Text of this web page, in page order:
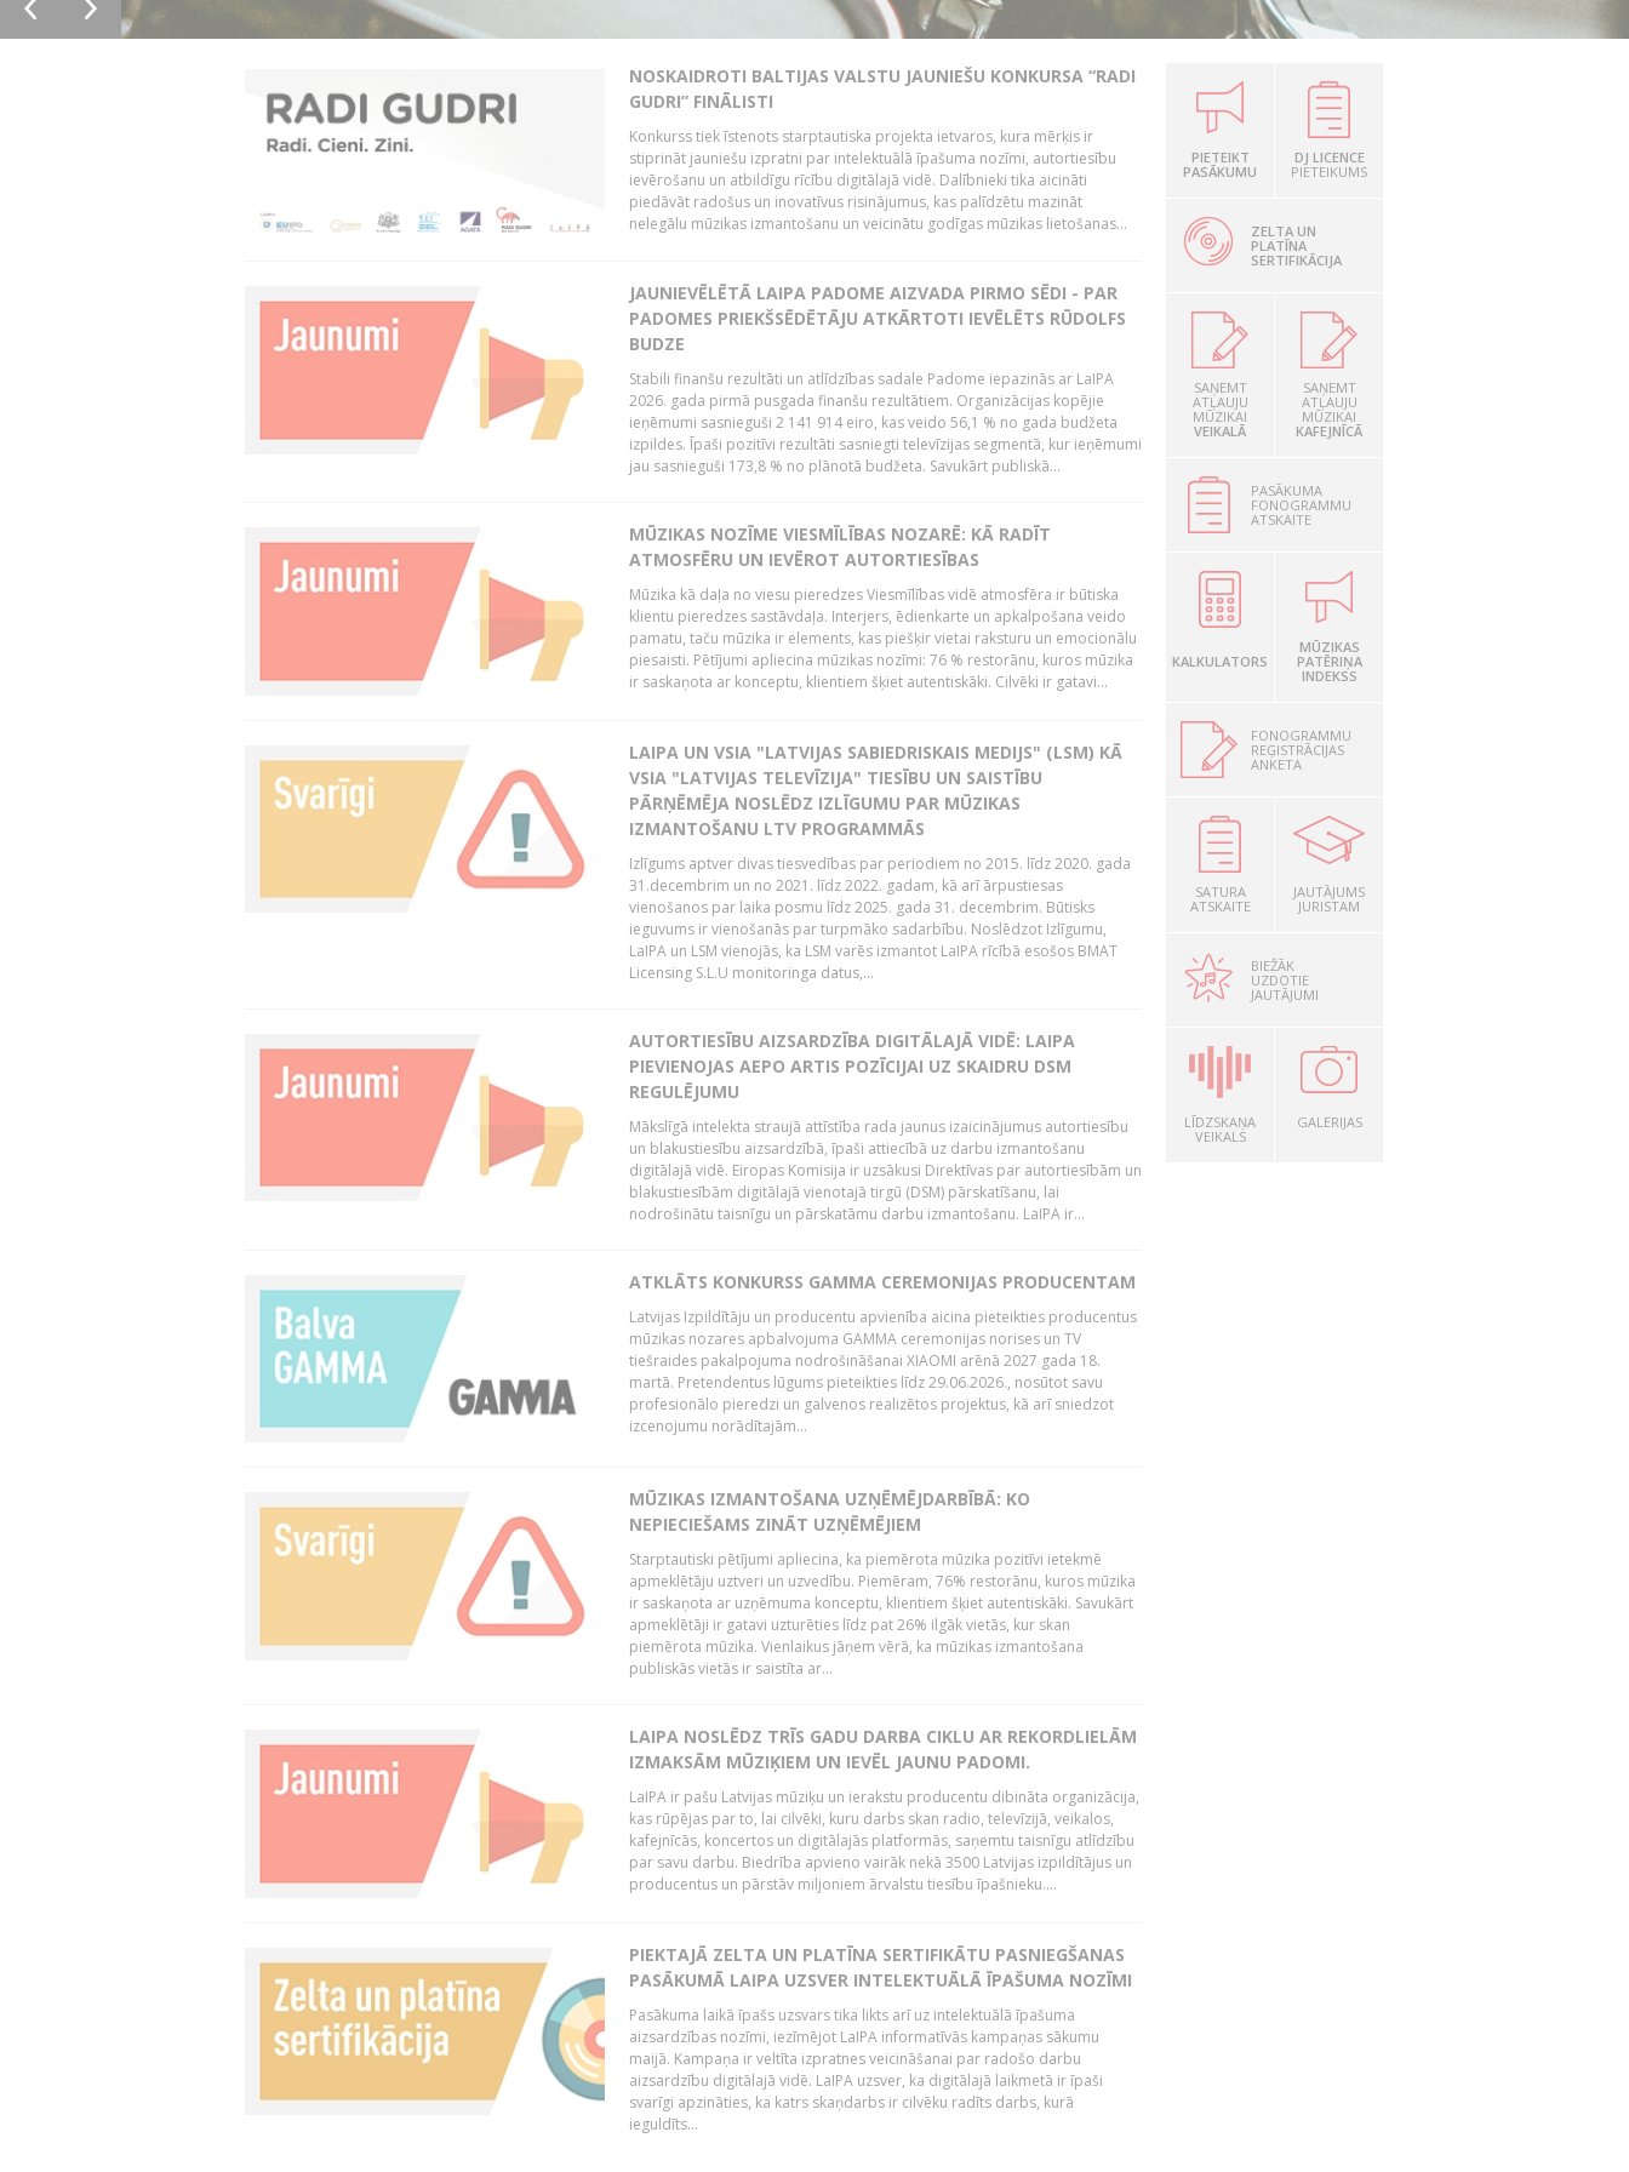
NOSKAIDROTI BALTIJAS VALSTU JAUNIEŠU KONKURSA “RADI
GUDRI” FINĀLISTI
Konkurss tiek īstenots starptautiska projekta ietvaros, kura mērķis ir
stiprināt jauniešu izpratni par intelektuālā īpašuma nozīmi, autortiesību
ievērošanu un atbildīgu rīcību digitālajā vidē. Dalībnieki tika aicināti
piedāvāt radošus un inovatīvus risinājumus, kas palīdzētu mazināt
nelegālu mūzikas izmantošanu un veicinātu godīgas mūzikas lietošanas...
JAUNIEVĒLĒTĀ LAIPA PADOME AIZVADA PIRMO SĒDI - PAR
PADOMES PRIEKŠSĒDĒTĀJU ATKĀRTOTI IEVĒLĒTS RŪDOLFS
BUDZE
Stabili finanšu rezultāti un atlīdzības sadale Padome iepazinās ar LaIPA
2026. gada pirmā pusgada finanšu rezultātiem. Organizācijas kopējie
ieņēmumi sasnieguši 2 141 914 eiro, kas veido 56,1 % no gada budžeta
izpildes. Īpaši pozitīvi rezultāti sasniegti televīzijas segmentā, kur ieņēmumi
jau sasnieguši 173,8 % no plānotā budžeta. Savukārt publiskā...
MŪZIKAS NOZĪME VIESMĪLĪBAS NOZARĒ: KĀ RADĪT
ATMOSFĒRU UN IEVĒROT AUTORTIESĪBAS
Mūzika kā daļa no viesu pieredzes Viesmīlības vidē atmosfēra ir būtiska
klientu pieredzes sastāvdaļa. Interjers, ēdienkarte un apkalpošana veido
pamatu, taču mūzika ir elements, kas piešķir vietai raksturu un emocionālu
piesaisti. Pētījumi apliecina mūzikas nozīmi: 76 % restorānu, kuros mūzika
ir saskaņota ar konceptu, klientiem šķiet autentiskāki. Cilvēki ir gatavi...
LAIPA UN VSIA "LATVIJAS SABIEDRISKAIS MEDIJS" (LSM) KĀ
VSIA "LATVIJAS TELEVĪZIJA" TIESĪBU UN SAISTĪBU
PĀRŅĒMĒJA NOSLĒDZ IZLĪGUMU PAR MŪZIKAS
IZMANTOŠANU LTV PROGRAMMĀS
Izlīgums aptver divas tiesvedības par periodiem no 2015. līdz 2020. gada
31.decembrim un no 2021. līdz 2022. gadam, kā arī ārpustiesas
vienošanos par laika posmu līdz 2025. gada 31. decembrim. Būtisks
ieguvums ir vienošanās par turpmāko sadarbību. Noslēdzot Izlīgumu,
LaIPA un LSM vienojās, ka LSM varēs izmantot LaIPA rīcībā esošos BMAT
Licensing S.L.U monitoringa datus,...
AUTORTIESĪBU AIZSARDZĪBA DIGITĀLAJĀ VIDĒ: LAIPA
PIEVIENOJAS AEPO ARTIS POZĪCIJAI UZ SKAIDRU DSM
REGULĒJUMU
Mākslīgā intelekta straujā attīstība rada jaunus izaicinājumus autortiesību
un blakustiesību aizsardzībā, īpaši attiecībā uz darbu izmantošanu
digitālajā vidē. Eiropas Komisija ir uzsākusi Direktīvas par autortiesībām un
blakustiesībām digitālajā vienotajā tirgū (DSM) pārskatīšanu, lai
nodrošinātu taisnīgu un pārskatāmu darbu izmantošanu. LaIPA ir...
ATKLĀTS KONKURSS GAMMA CEREMONIJAS PRODUCENTAM
Latvijas Izpildītāju un producentu apvienība aicina pieteikties producentus
mūzikas nozares apbalvojuma GAMMA ceremonijas norises un TV
tiešraides pakalpojuma nodrošināšanai XIAOMI arēnā 2027 gada 18.
martā. Pretendentus lūgums pieteikties līdz 29.06.2026., nosūtot savu
profesionālo pieredzi un galvenos realizētos projektus, kā arī sniedzot
izcenojumu norādītajām...
MŪZIKAS IZMANTOŠANA UZŅĒMĒJDARBĪBĀ: KO
NEPIECIEŠAMS ZINĀT UZŅĒMĒJIEM
Starptautiski pētījumi apliecina, ka piemērota mūzika pozitīvi ietekmē
apmeklētāju uztveri un uzvedību. Piemēram, 76% restorānu, kuros mūzika
ir saskaņota ar uzņēmuma konceptu, klientiem šķiet autentiskāki. Savukārt
apmeklētāji ir gatavi uzturēties līdz pat 26% ilgāk vietās, kur skan
piemērota mūzika. Vienlaikus jāņem vērā, ka mūzikas izmantošana
publiskās vietās ir saistīta ar...
LAIPA NOSLĒDZ TRĪS GADU DARBA CIKLU AR REKORDLIELĀM
IZMAKSĀM MŪZIĶIEM UN IEVĒL JAUNU PADOMI.
LaIPA ir pašu Latvijas mūziķu un ierakstu producentu dibināta organizācija,
kas rūpējas par to, lai cilvēki, kuru darbs skan radio, televīzijā, veikalos,
kafejnīcās, koncertos un digitālajās platformās, saņemtu taisnīgu atlīdzību
par savu darbu. Biedrība apvieno vairāk nekā 3500 Latvijas izpildītājus un
producentus un pārstāv miljoniem ārvalstu tiesību īpašnieku....
PIEKTAJĀ ZELTA UN PLATĪNA SERTIFIKĀTU PASNIEGŠANAS
PASĀKUMĀ LAIPA UZSVER INTELEKTUĀLĀ ĪPAŠUMA NOZĪMI
Pasākuma laikā īpašs uzsvars tika likts arī uz intelektuālā īpašuma
aizsardzības nozīmi, iezīmējot LaIPA informatīvās kampaņas sākumu
maijā. Kampaņa ir veltīta izpratnes veicināšanai par radošo darbu
aizsardzību digitālajā vidē. LaIPA uzsver, ka digitālajā laikmetā ir īpaši
svarīgi apzināties, ka katrs skaņdarbs ir cilvēku radīts darbs, kurā
ieguldīts...
PIETEIKT
PASĀKUMU
DJ LICENCE
PIETEIKUMS
ZELTA UN
PLATĪNA
SERTIFIKĀCIJA
SAŅEMT
ATĻAUJU
MŪZIKAI
VEIKALĀ
SAŅEMT
ATĻAUJU
MŪZIKAI
KAFEJNĪCĀ
PASĀKUMA
FONOGRAMMU
ATSKAITE
KALKULATORS
MŪZIKAS
PATĒRIŅA
INDEKSS
FONOGRAMMU
REĢISTRĀCIJAS
ANKETA
SATURA
ATSKAITE
JAUTĀJUMS
JURISTAM
BIEŽĀK
UZDOTIE
JAUTĀJUMI
LĪDZSKAŅA
VEIKALS
GALERIJAS